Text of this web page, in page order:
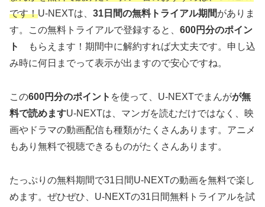
です！U-NEXTは、 31日間の無料トライアル期間がありま
す。この無料トライアルで登録すると、 600円分のポイン
ト
もらえます！期間中に解約すれば大丈夫です。申し込
み時に何日までって表示が出ますので安心ですね。
この600円分のポイント を使って、U-NEXTでまんがが無
料で読めますU-NEXTは、マンガを読むだけではなく、映
画やドラマの動画配信も種類がたくさんあります。アニメ
もあり無料で視聴できるものがたくさんあります。
たっぷりの無料期間で31日間U-NEXTの動画を無料で楽し
めます。ぜひぜひ、U-NEXTの31日間無料トライアルを試